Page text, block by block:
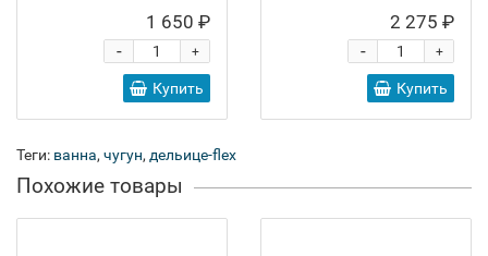
1 650 ₽
+
-
Купить
2 275 ₽
+
-
Купить
Теги: ванна, чугун, дельице-flex
Похожие товары